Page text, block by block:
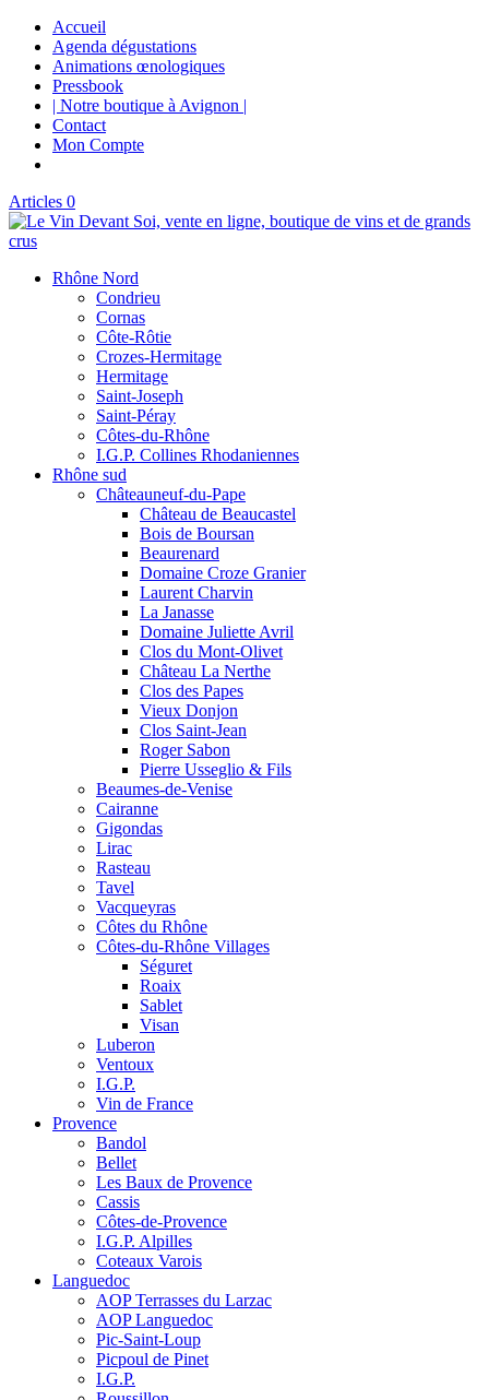
Accueil
Agenda dégustations
Animations œnologiques
Pressbook
| Notre boutique à Avignon |
Contact
Mon Compte
Articles 0
Rhône Nord
Condrieu
Cornas
Côte-Rôtie
Crozes-Hermitage
Hermitage
Saint-Joseph
Saint-Péray
Côtes-du-Rhône
I.G.P. Collines Rhodaniennes
Rhône sud
Châteauneuf-du-Pape
Château de Beaucastel
Bois de Boursan
Beaurenard
Domaine Croze Granier
Laurent Charvin
La Janasse
Domaine Juliette Avril
Clos du Mont-Olivet
Château La Nerthe
Clos des Papes
Vieux Donjon
Clos Saint-Jean
Roger Sabon
Pierre Usseglio & Fils
Beaumes-de-Venise
Cairanne
Gigondas
Lirac
Rasteau
Tavel
Vacqueyras
Côtes du Rhône
Côtes-du-Rhône Villages
Séguret
Roaix
Sablet
Visan
Luberon
Ventoux
I.G.P.
Vin de France
Provence
Bandol
Bellet
Les Baux de Provence
Cassis
Côtes-de-Provence
I.G.P. Alpilles
Coteaux Varois
Languedoc
AOP Terrasses du Larzac
AOP Languedoc
Pic-Saint-Loup
Picpoul de Pinet
I.G.P.